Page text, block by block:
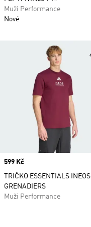
Muži Performance
Nové
Price
599 Kč
TRIČKO ESSENTIALS INEOS
GRENADIERS
Muži Performance